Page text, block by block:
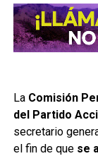
La Comisión
del Partido
secretario
el fin de quese